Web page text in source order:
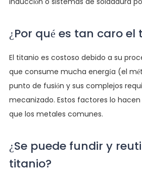
¿Por qué es tan caro el
El titanio es costoso debido a su
que consume mucha energía (el
punto de fusión y sus complejos
mecanizado. Estos factores lo
que los metales comunes.
¿Se puede fundir y
titanio?